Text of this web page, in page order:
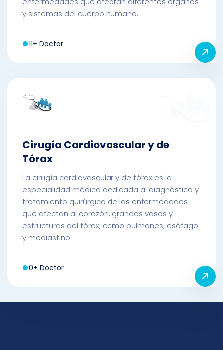
y sistemas del cuerpo humano.
11+ Doctor
Cirugía Cardiovascular y de
Tórax
La cirugía cardiovascular y de tórax es la
especialidad médica dedicada al diagnóstico y
tratamiento quirúrgico de las enfermedades
que afectan al corazón, grandes vasos y
estructuras del tórax, como pulmones, esófago
y mediastino.
0+ Doctor